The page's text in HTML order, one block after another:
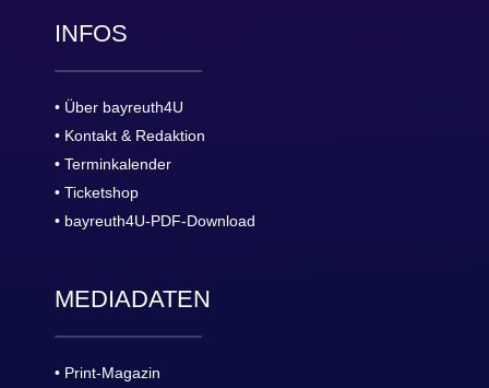
INFOS
• Über bayreuth4U
• Kontakt & Redaktion
• Terminkalender
• Ticketshop
• bayreuth4U-PDF-Download
MEDIADATEN
• Print-Magazin